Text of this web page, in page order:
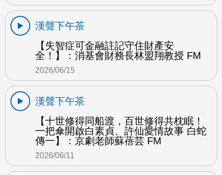
漢聲下午茶
【失智症可金融註記守住財產安
全！】：消基會財務長林盟翔教授 FM
2026/06/15
漢聲下午茶
【十世修得同船渡，百世修得共枕眠！
一把傘開啟白素貞、許仙愛情故事 白蛇
傳一】：京劇老師蘇蓓芸 FM
2026/06/11